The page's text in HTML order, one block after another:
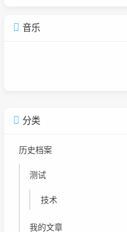
音乐
分类
历史档案
测试
技术
我的文章